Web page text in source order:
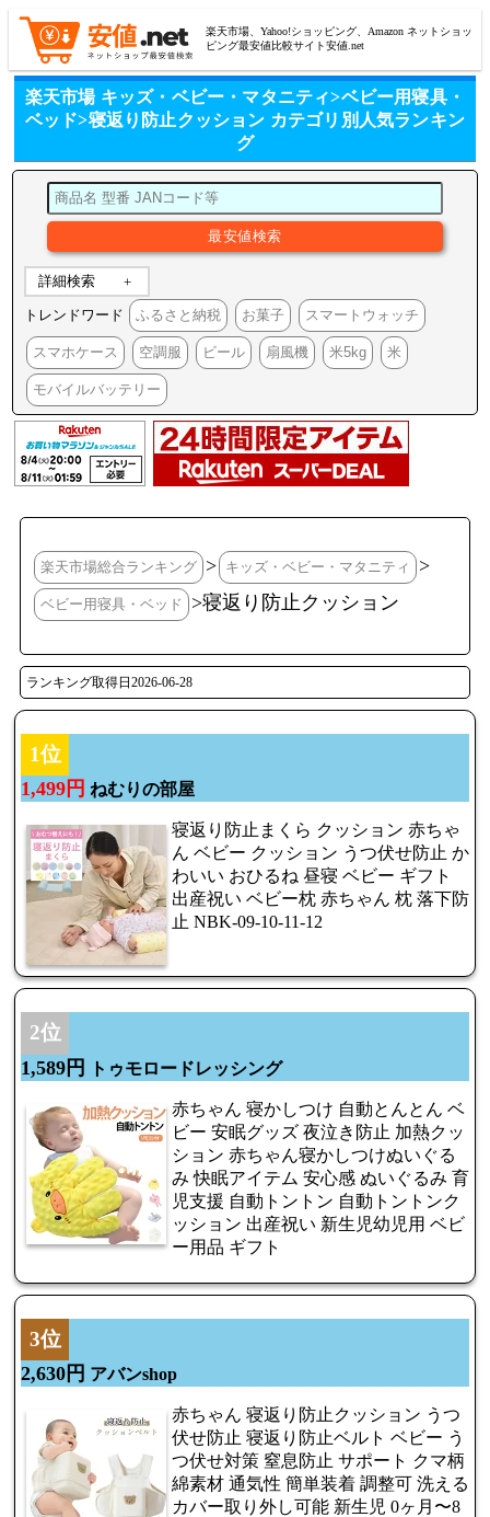
楽天市場、Yahoo!ショッピング、Amazon ネットショッ
ピング最安値比較サイト安値.net
楽天市場 キッズ・ベビー・マタニティ>ベビー用寝具・
ベッド>寝返り防止クッション カテゴリ別人気ランキン
グ
詳細検索
トレンドワード ふるさと納税 お菓子 スマートウォッチ
スマホケース 空調服 ビール 扇風機 米5kg 米
モバイルバッテリー
楽天市場総合ランキング > キッズ・ベビー・マタニティ >
ベビー用寝具・ベッド >寝返り防止クッション
ランキング取得日2026-06-28
1位
1,499円 ねむりの部屋
寝返り防止まくら クッション 赤ちゃ
ん ベビー クッション うつ伏せ防止 か
わいい おひるね 昼寝 ベビー ギフト
出産祝い ベビー枕 赤ちゃん 枕 落下防
止 NBK-09-10-11-12
2位
1,589円 トゥモロードレッシング
赤ちゃん 寝かしつけ 自動とんとん ベ
ビー 安眠グッズ 夜泣き防止 加熱クッ
ション 赤ちゃん寝かしつけぬいぐる
み 快眠アイテム 安心感 ぬいぐるみ 育
児支援 自動トントン 自動トントンク
ッション 出産祝い 新生児幼児用 ベビ
ー用品 ギフト
3位
2,630円 アバンshop
赤ちゃん 寝返り防止クッション うつ
伏せ防止 寝返り防止ベルト ベビー う
つ伏せ対策 窒息防止 サポート クマ柄
綿素材 通気性 簡単装着 調整可 洗える
カバー取り外し可能 新生児 0ヶ月〜8